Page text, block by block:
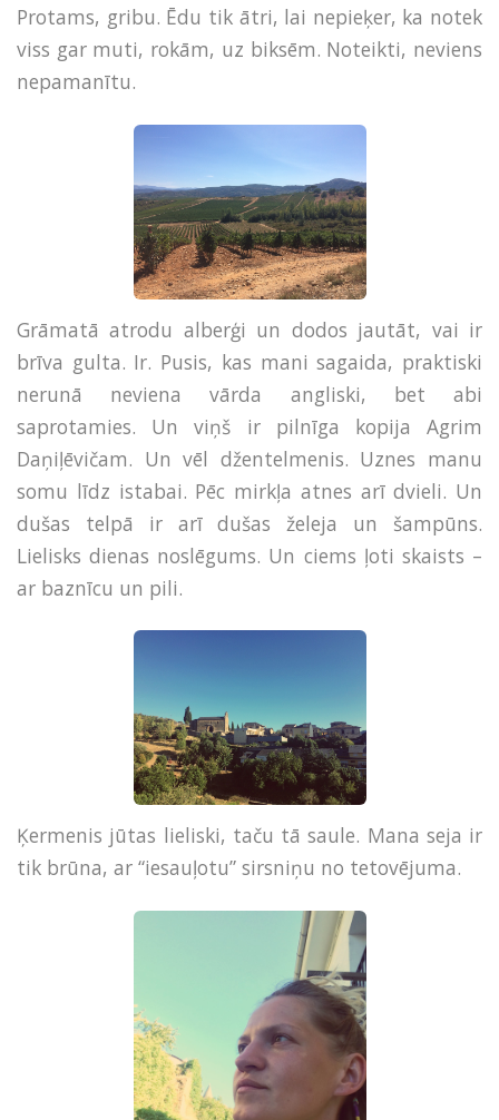
Protams, gribu. Ēdu tik ātri, lai nepieķer, ka notek
viss gar muti, rokām, uz biksēm. Noteikti, neviens
nepamanītu.
Grāmatā atrodu alberģi un dodos jautāt, vai ir
brīva gulta. Ir. Pusis, kas mani sagaida, praktiski
nerunā neviena vārda angliski, bet abi
saprotamies. Un viņš ir pilnīga kopija Agrim
Daņiļēvičam. Un vēl džentelmenis. Uznes manu
somu līdz istabai. Pēc mirkļa atnes arī dvieli. Un
dušas telpā ir arī dušas želeja un šampūns.
Lielisks dienas noslēgums. Un ciems ļoti skaists –
ar baznīcu un pili.
Ķermenis jūtas lieliski, taču tā saule. Mana seja ir
tik brūna, ar “iesauļotu” sirsniņu no tetovējuma.